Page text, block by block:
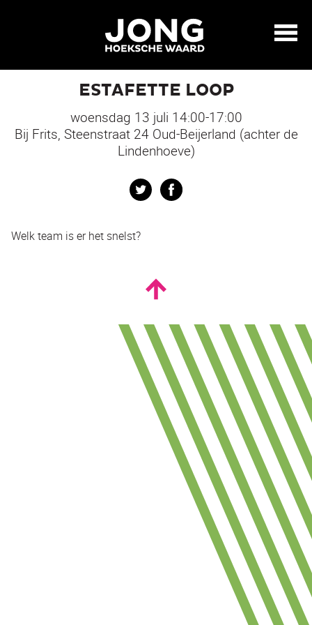
ESTAFETTE LOOP
woensdag 13 juli 14:00-17:00
Bij Frits, Steenstraat 24 Oud-Beijerland (achter de
Lindenhoeve)
Twitter
Welk team is er het snelst?